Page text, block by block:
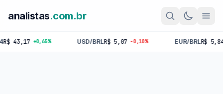
analistas.com.br
+0,65% USD/BRLR$ 5,07 -0,10% EUR/BRLR$ 5,84 -